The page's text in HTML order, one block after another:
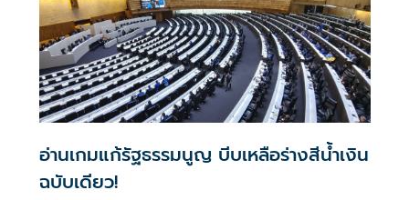
อ่านเกมแก้รัฐธรรมนูญ บีบเหลือร่างสีน้ำเงิน
ฉบับเดียว!